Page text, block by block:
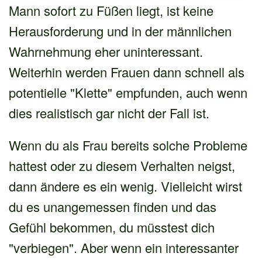
Mann sofort zu Füßen liegt, ist keine
Herausforderung und in der männlichen
Wahrnehmung eher uninteressant.
Weiterhin werden Frauen dann schnell als
potentielle "Klette" empfunden, auch wenn
dies realistisch gar nicht der Fall ist.
Wenn du als Frau bereits solche Probleme
hattest oder zu diesem Verhalten neigst,
dann ändere es ein wenig. Vielleicht wirst
du es unangemessen finden und das
Gefühl bekommen, du müsstest dich
"verbiegen". Aber wenn ein interessanter